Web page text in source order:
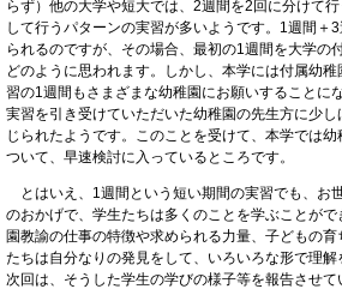
らず）他の大学や短大では、2週間を2回に分けて
して行うパターンの実習が多いようです。1週間＋
られるのですが、その場合、最初の1週間を大学の
どのように思われます。しかし、本学には付属幼
習の1週間もさまざまな幼稚園にお願いすることに
実習を引き受けていただいた幼稚園の先生方に少
じられたようです。このことを受けて、本学では
ついて、早速検討に入っているところです。
とはいえ、1週間という短い期間の実習でも、お
のおかげで、学生たちは多くのことを学ぶことが
園教諭の仕事の特徴や求められる力量、子どもの
たちは自分なりの発見をして、いろいろな形で理解
次回は、そうした学生の学びの様子等を報告させて